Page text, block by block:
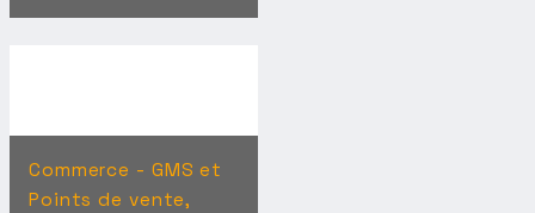
Commerce - GMS et
Points de vente,